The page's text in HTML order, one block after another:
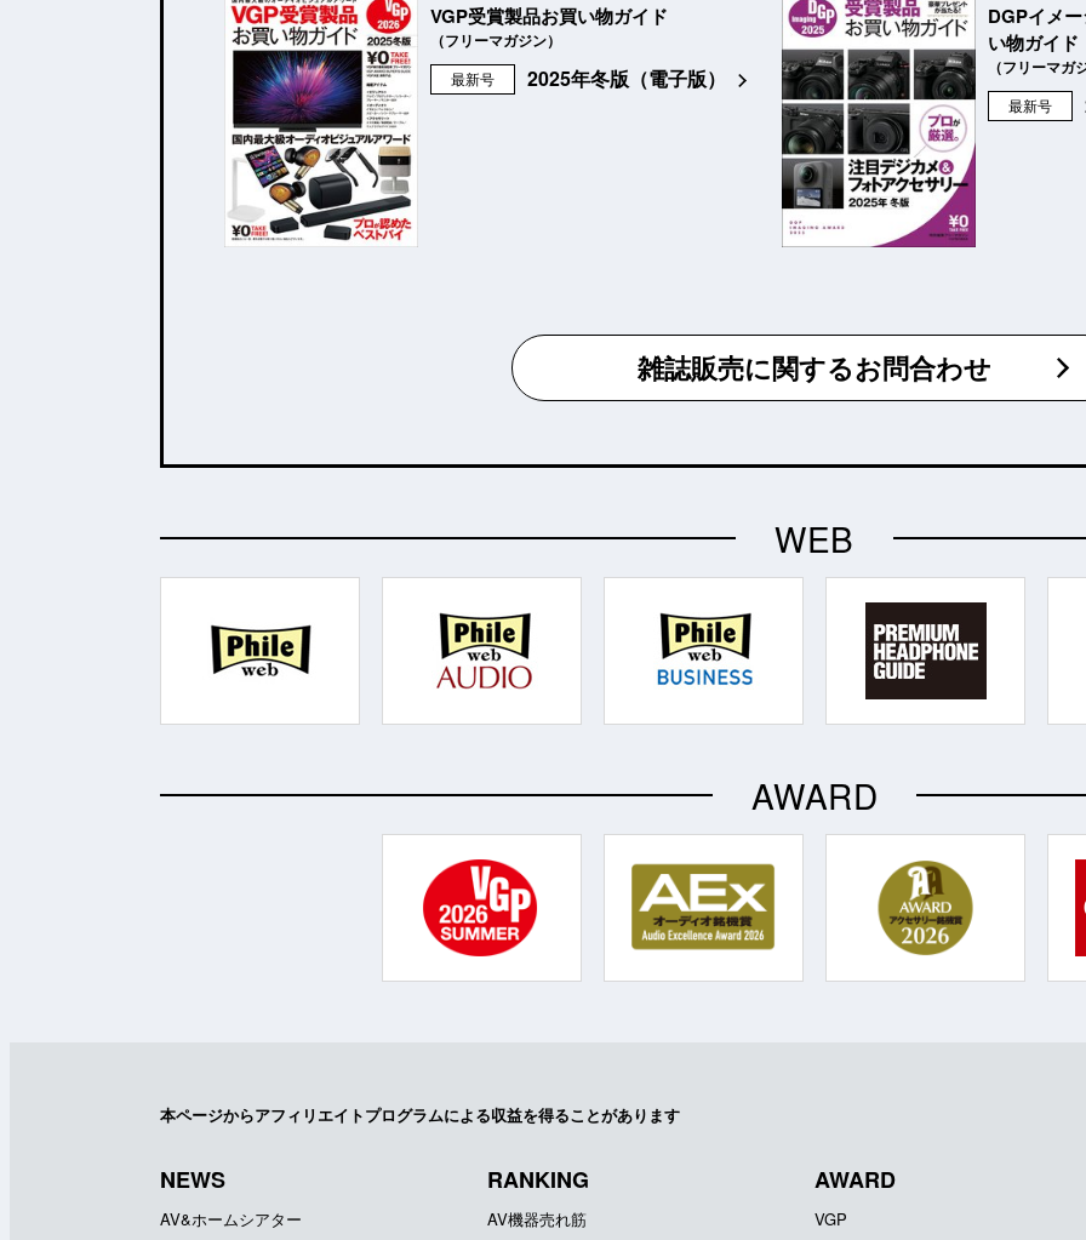
VGP受賞製品お買い物ガイド
（フリーマガジン）
最新号 2025年冬版（電子版）
DGPイメ
い物ガイド
（フリーマガ
最新号
雑誌販売に関するお問合わせ
WEB
AWARD
本ページからアフィリエイトプログラムによる収益を得ることがあります
NEWS
AV&ホームシアター
RANKING
AV機器売れ筋
AWARD
VGP